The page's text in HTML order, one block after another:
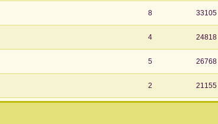
8 33105
4 24818
5 26768
2 21155